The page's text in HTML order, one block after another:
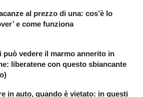
al prezzo di una: cos’è lo
e come funziona
può vedere il marmo annerito in
liberatene con questo sbiancante
in auto, quando è vietato: in questi